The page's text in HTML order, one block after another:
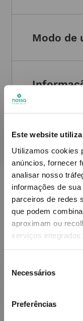
Este website
Utilizamos cookies
anúncios, fornecer
analisar nosso
informações de
parceiros de redes
que podem
aproximam ou
serviços integrados.
Necessários
Preferências
Modo de